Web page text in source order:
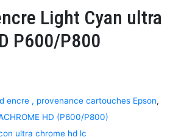
Light Cyan ultra
P600/P800
encre , provenance cartouches Epson,
HD (P600/P800)
ultra chrome hd lc